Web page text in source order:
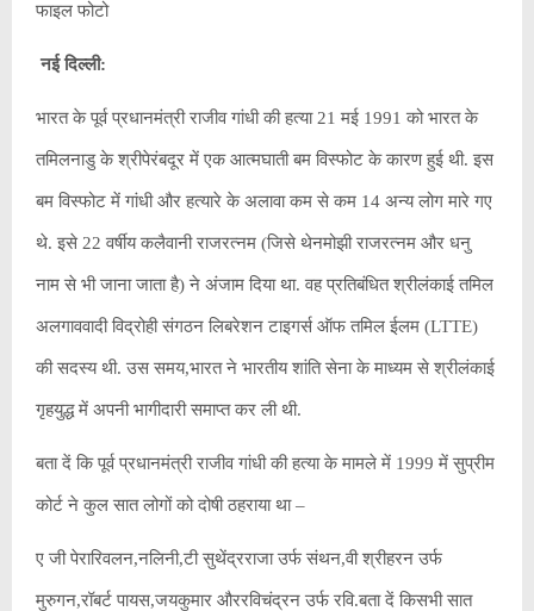
फाइल फोटो
नई दिल्ली:
भारत के पूर्व प्रधानमंत्री राजीव गांधी की हत्या 21 मई 1991 को भारत के
तमिलनाडु के श्रीपेरंबदूर में एक आत्मघाती बम विस्फोट के कारण हुई थी. इस
बम विस्फोट में गांधी और हत्यारे के अलावा कम से कम 14 अन्य लोग मारे गए
थे. इसे 22 वर्षीय कलैवानी राजरत्नम (जिसे थेनमोझी राजरत्नम और धनु
नाम से भी जाना जाता है) ने अंजाम दिया था. वह प्रतिबंधित श्रीलंकाई तमिल
अलगाववादी विद्रोही संगठन लिबरेशन टाइगर्स ऑफ तमिल ईलम (LTTE)
की सदस्य थी. उस समय,भारत ने भारतीय शांति सेना के माध्यम से श्रीलंकाई
गृहयुद्ध में अपनी भागीदारी समाप्त कर ली थी.
बता दें कि पूर्व प्रधानमंत्री राजीव गांधी की हत्या के मामले में 1999 में सुप्रीम
कोर्ट ने कुल सात लोगों को दोषी ठहराया था –
ए जी पेरारिवलन,नलिनी,टी सुथेंद्रराजा उर्फ ​​संथन,वी श्रीहरन उर्फ ​​
मुरुगन,रॉबर्ट पायस,जयकुमार औररविचंद्रन उर्फ ​​रवि.बता दें किसभी सात